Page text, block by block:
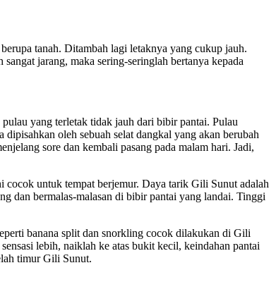
tanah. Ditambah lagi letaknya yang cukup jauh.
jarang, maka sering-seringlah bertanya kepada
yang terletak tidak jauh dari bibir pantai. Pulau
oleh sebuah selat dangkal yang akan berubah
sore dan kembali pasang pada malam hari. Jadi,
cocok untuk tempat berjemur. Daya tarik Gili Sunut adalah
dan bermalas-malasan di bibir pantai yang landai. Tinggi
banana split dan snorkling cocok dilakukan di Gili
lebih, naiklah ke atas bukit kecil, keindahan pantai
timur Gili Sunut.